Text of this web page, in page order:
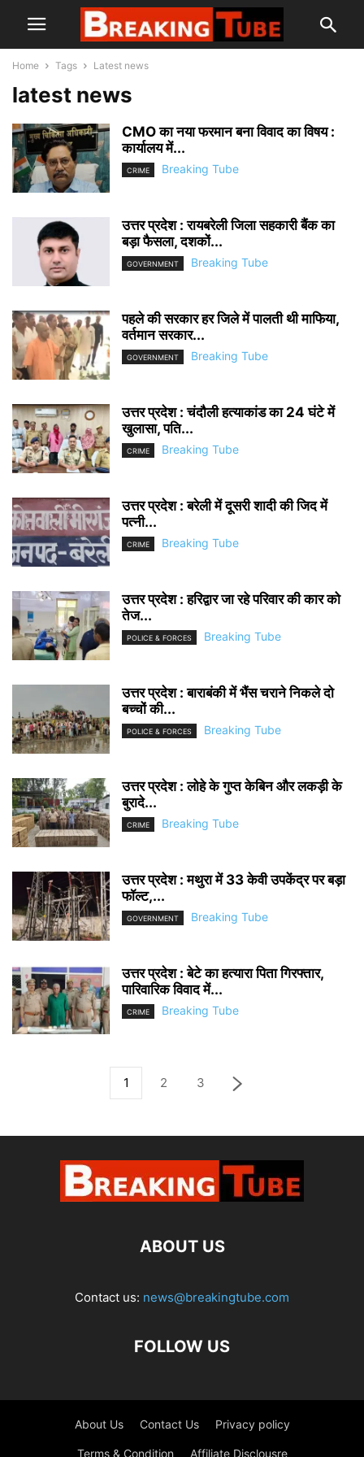
Home Tags Latest news
latest news
CMO का नया फरमान बना विवाद का विषय :
कार्यालय में...
CRIME Breaking Tube
उत्तर प्रदेश : रायबरेली जिला सहकारी बैंक का
बड़ा फैसला, दशकों...
GOVERNMENT Breaking Tube
पहले की सरकार हर जिले में पालती थी माफिया,
वर्तमान सरकार...
GOVERNMENT Breaking Tube
उत्तर प्रदेश : चंदौली हत्याकांड का 24 घंटे में
खुलासा, पति...
CRIME Breaking Tube
उत्तर प्रदेश : बरेली में दूसरी शादी की जिद में
पत्नी...
CRIME Breaking Tube
उत्तर प्रदेश : हरिद्वार जा रहे परिवार की कार को
तेज...
POLICE & FORCES Breaking Tube
उत्तर प्रदेश : बाराबंकी में भैंस चराने निकले दो
बच्चों की...
POLICE & FORCES Breaking Tube
उत्तर प्रदेश : लोहे के गुप्त केबिन और लकड़ी के
बुरादे...
CRIME Breaking Tube
उत्तर प्रदेश : मथुरा में 33 केवी उपकेंद्र पर बड़ा
फॉल्ट,...
GOVERNMENT Breaking Tube
उत्तर प्रदेश : बेटे का हत्यारा पिता गिरफ्तार,
पारिवारिक विवाद में...
CRIME Breaking Tube
1 2 3
ABOUT US
Contact us: news@breakingtube.com
FOLLOW US
About Us Contact Us Privacy policy
Terms & Condition Affiliate Disclousre